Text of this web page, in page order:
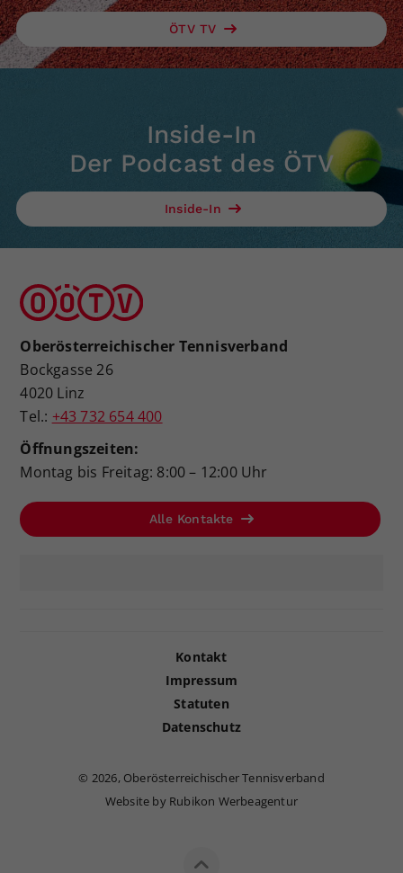
ÖTV TV
Inside-In
Der Podcast des ÖTV
Inside-In
Oberösterreichischer Tennisverband
Bockgasse 26
4020 Linz
Tel.: +43 732 654 400
Öffnungszeiten:
Montag bis Freitag: 8:00 – 12:00 Uhr
Alle Kontakte
Kontakt
Impressum
Statuten
Datenschutz
© 2026, Oberösterreichischer Tennisverband
Website by Rubikon Werbeagentur